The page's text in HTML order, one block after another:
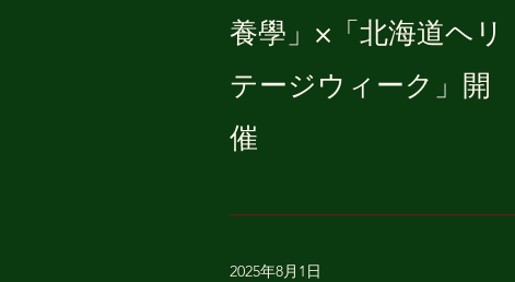
養學」×「北海道ヘリ
テージウィーク」開
催
2025年8月1日